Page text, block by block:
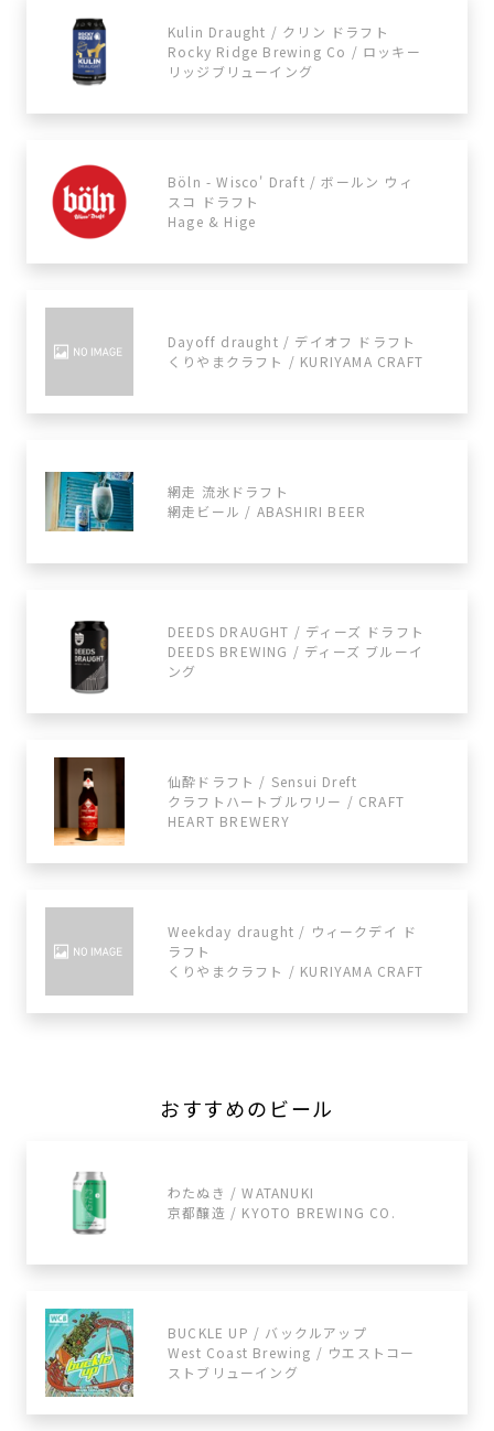
Kulin Draught / クリン ドラフト
Rocky Ridge Brewing Co / ロッキー
リッジブリューイング
Böln - Wisco' Draft / ボールン ウィ
スコ ドラフト
Hage & Hige
Dayoff draught / デイオフ ドラフト
くりやまクラフト / KURIYAMA CRAFT
網走 流氷ドラフト
網走ビール / ABASHIRI BEER
DEEDS DRAUGHT / ディーズ ドラフト
DEEDS BREWING / ディーズ ブルーイ
ング
仙酔ドラフト / Sensui Dreft
クラフトハートブルワリー / CRAFT
HEART BREWERY
Weekday draught / ウィークデイ ド
ラフト
くりやまクラフト / KURIYAMA CRAFT
おすすめのビール
わたぬき / WATANUKI
京都醸造 / KYOTO BREWING CO.
BUCKLE UP / バックルアップ
West Coast Brewing / ウエストコー
ストブリューイング